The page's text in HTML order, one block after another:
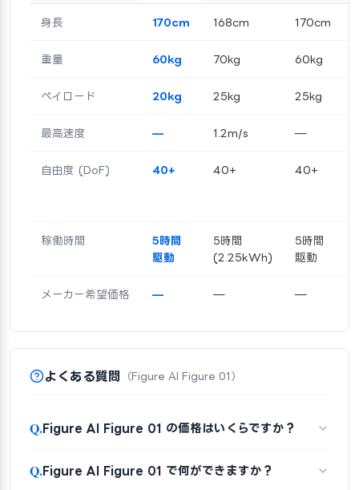
身長 170cm 168cm 170cm
重量 60kg 70kg 60kg
ペイロード 20kg 25kg 25kg
最高速度 — 1.2m/s —
自由度 (DoF) 40+ 40+ 40+
稼働時間
5時間
駆動
5時間
(2.25kWh)
5時間
駆動
メーカー希望価格 — — —
よくある質問 （Figure AI Figure 01）
Q.Figure AI Figure 01 の価格はいくらですか？
Q.Figure AI Figure 01 で何ができますか？